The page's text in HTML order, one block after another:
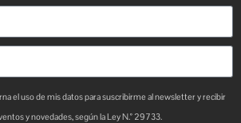
el uso de mis datos para suscribirme al newsletter y recibir
y novedades, según la Ley N.° 29733.